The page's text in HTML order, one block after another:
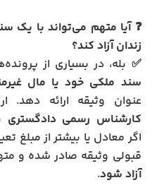
❓ آیا متهم می‌تواند با یک
زندان آزاد کند؟
✅ بله، در بسیاری از
سند ملکی خود یا مال
عنوان وثیقه ارائه
کارشناس رسمی دادگستری
اگر معادل یا بیشتر از مبلغ
قبولی وثیقه صادر شده و
آزاد شود.